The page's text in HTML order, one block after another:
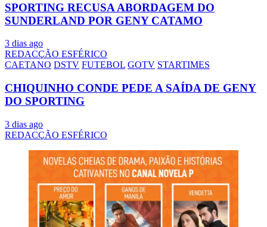
SPORTING RECUSA ABORDAGEM DO
SUNDERLAND POR GENY CATAMO
3 dias ago
REDACÇÃO ESFÉRICO
CAETANO DSTV FUTEBOL GOTV STARTIMES
CHIQUINHO CONDE PEDE A SAÍDA DE GENY
DO SPORTING
3 dias ago
REDACÇÃO ESFÉRICO